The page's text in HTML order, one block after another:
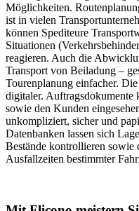
Möglichkeiten.
ist in vielen
können Spediteure
Situationen
reagieren. Auch die
Transport von Beiladung –
Tourenplanung einfacher.
digitaler. Auftragsdokumente
sowie den Kunden
unkompliziert, sicher und
Datenbanken lassen sich
Bestände kontrollieren sowie
Ausfallzeiten bestimmter